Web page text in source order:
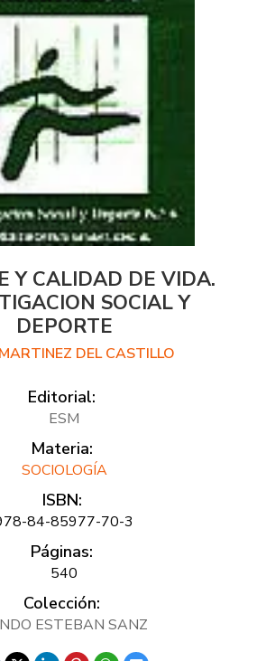
Y CALIDAD DE VIDA.
SOCIAL Y
DEPORTE
DEL CASTILLO
Editorial:
ESM
Materia:
SOCIOLOGÍA
ISBN:
84-85977-70-3
Páginas:
540
Colección:
ESTEBAN SANZ